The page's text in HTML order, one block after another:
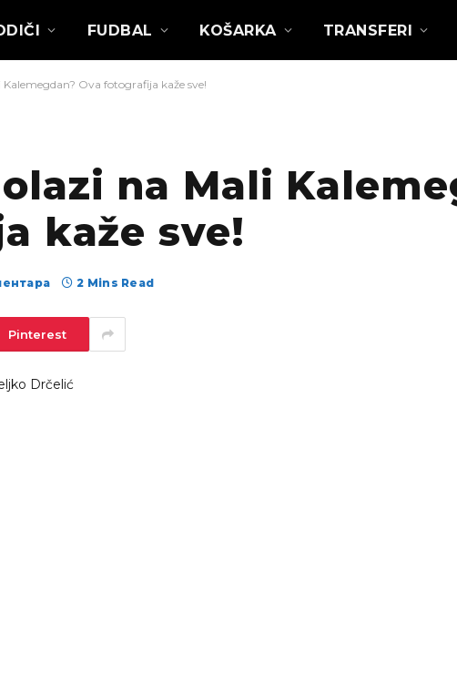
FUDBAL KOŠARKA TRANSFERI
Ova fotografija kaže sve!
na Mali
kaže sve!
2 Mins Read
Pinterest